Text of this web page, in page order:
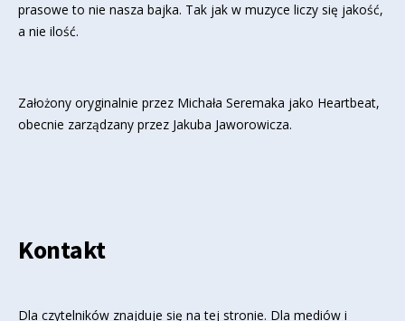
prasowe to nie nasza bajka. Tak jak w muzyce liczy się jakość,
a nie ilość.
Założony oryginalnie przez Michała Seremaka jako Heartbeat,
obecnie zarządzany przez Jakuba Jaworowicza.
Kontakt
Dla czytelników znajduje się na tej stronie. Dla mediów i